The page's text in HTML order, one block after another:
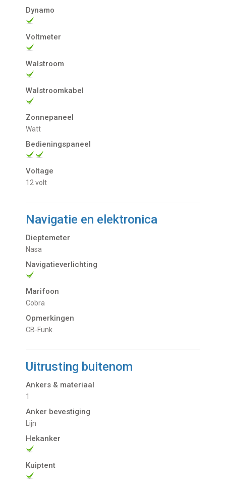
Dynamo
Voltmeter
Walstroom
Walstroomkabel
Zonnepaneel
Watt
Bedieningspaneel
Voltage
12 volt
Navigatie en elektronica
Dieptemeter
Nasa
Navigatieverlichting
Marifoon
Cobra
Opmerkingen
CB-Funk.
Uitrusting buitenom
Ankers & materiaal
1
Anker bevestiging
Lijn
Hekanker
Kuiptent